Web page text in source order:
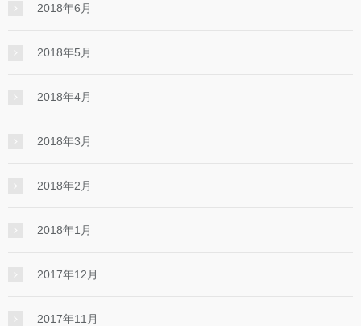
2018年6月
2018年5月
2018年4月
2018年3月
2018年2月
2018年1月
2017年12月
2017年11月